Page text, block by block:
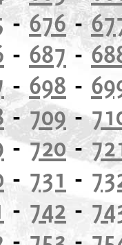
-676-
- 687 -
- 698 -
-709-
-720-
- 731 -
- 742 -